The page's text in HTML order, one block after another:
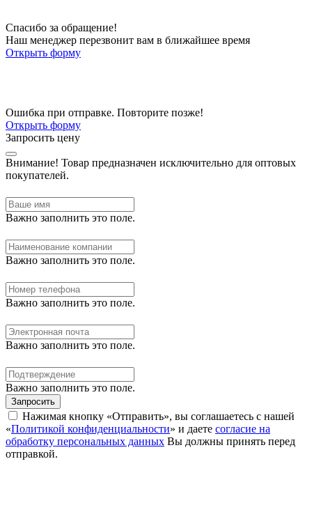
Спасибо за обращение!
Наш менеджер перезвонит вам в ближайшее время
Открыть форму
Ошибка при отправке. Повторите позже!
Открыть форму
Запросить цену
Внимание! Товар предназначен исключительно для оптовых
покупателей.
Важно заполнить это поле.
Важно заполнить это поле.
Важно заполнить это поле.
Важно заполнить это поле.
Важно заполнить это поле.
Запросить
Нажимая кнопку «Отправить», вы соглашаетесь с нашей
«Политикой конфиденциальности» и даете согласие на
обработку персональных данных Вы должны принять перед
отправкой.